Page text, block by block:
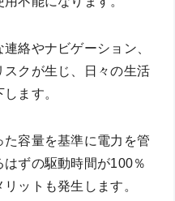
絡やナビゲーション、
クが生じ、日々の生活
ます。
容量を基準に電力を管
ずの駆動時間が100％
ットも発生します。